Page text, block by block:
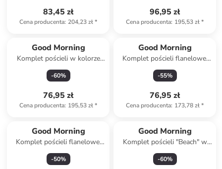
83,45 zł
Cena producenta: 204,23 zł*
96,95 zł
Cena producenta: 195,53 zł*
Good Morning
Komplet pościeli w kolorze
biało-czarnym
-60%
76,95 zł
Cena producenta: 195,53 zł*
Good Morning
Komplet pościeli flanelowej
"Kiran" w kolorze
jasnoróżowo-jasnobrązowym
-55%
76,95 zł
Cena producenta: 173,78 zł*
Good Morning
Komplet pościeli flanelowej
"Barro" w kolorze beżowym
-50%
Good Morning
Komplet pościeli "Beach" w
kolorze błękitno-beżowym
-60%